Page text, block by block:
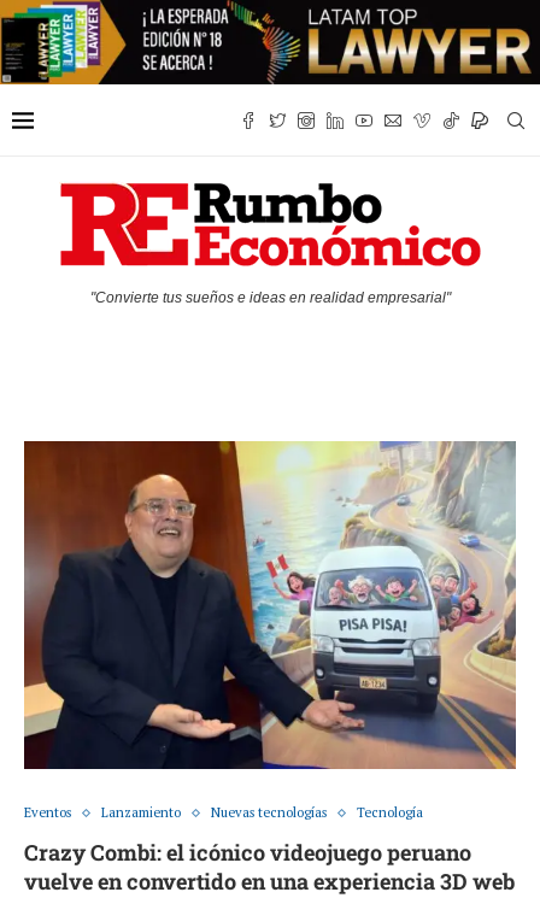
"Convierte tus sueños e ideas en realidad empresarial"
Eventos Lanzamiento Nuevas tecnologías Tecnología
Crazy Combi: el icónico videojuego peruano
vuelve en convertido en una experiencia 3D web